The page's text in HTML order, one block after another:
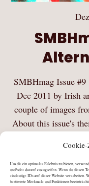
Um dir ein optimales Erlebnis zu bieten,
und/oder darauf zuzugreifen. Wenn du diesen
eindeutige IDs auf dieser Website verarbeiten.
bestimmte Merkmale und Funktionen
SMBHmag Issue
Dec 2011 by Irish
couple of images
About this issue's